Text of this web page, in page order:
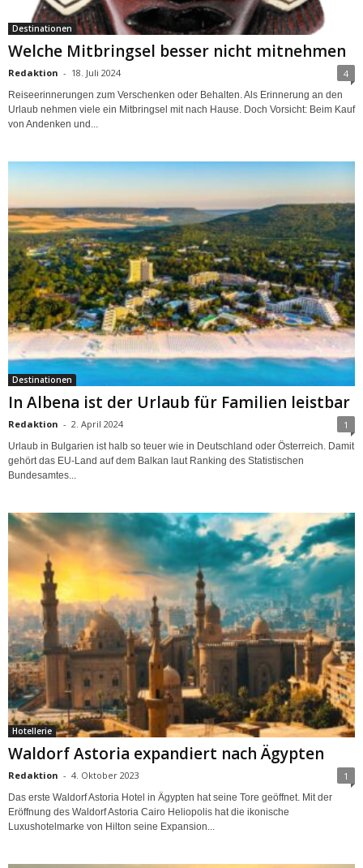
Destinationen
Welche Mitbringsel besser nicht mitnehmen
Redaktion - 18. Juli 2024 4
Reiseerinnerungen zum Verschenken oder Behalten. Als Erinnerung an den
Urlaub nehmen viele ein Mitbringsel mit nach Hause. Doch Vorsicht: Beim Kauf
von Andenken und...
Destinationen
In Albena ist der Urlaub für Familien leistbar
Redaktion - 2. April 2024 1
Urlaub in Bulgarien ist halb so teuer wie in Deutschland oder Österreich. Damit
gehört das EU-Land auf dem Balkan laut Ranking des Statistischen
Bundesamtes...
Hotellerie
Waldorf Astoria expandiert nach Ägypten
Redaktion - 4. Oktober 2023 1
Das erste Waldorf Astoria Hotel in Ägypten hat seine Tore geöffnet. Mit der
Eröffnung des Waldorf Astoria Cairo Heliopolis hat die ikonische
Luxushotelmarke von Hilton seine Expansion...